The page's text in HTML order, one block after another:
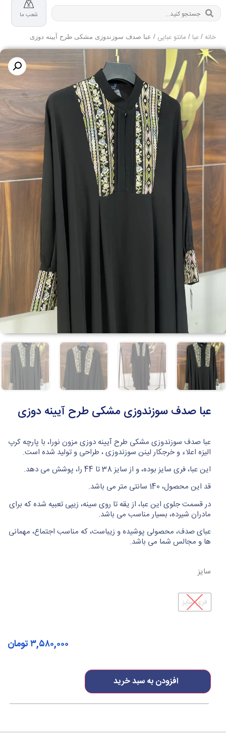
شعب ما
خانه / عبا / مانتو عبایی / عبا صدف سوزندوزی مشکی طرح آیینه دوزی
عبا صدف سوزندوزی مشکی طرح آیینه دوزی
عبا صدف سوزندوزی مشکی طرح آیینه دوزی مزون نورا، با پارچه کرپ
الیزه اعلاء و خرجکار لینن سوزندوزی ، طراحی و تولید شده است.
این عبا، فری سایز بوده، و از سایز 38 تا 44 را، پوشش می دهد.
قد این محصول، 140 سانتی متر می باشد.
در قسمت جلوی این عبا، از یقه تا روی سینه، زیپی تعبیه شده که برای
مادران شیرده، بسیار مناسب می باشد.
عبای صدف، محصولی پوشیده و زیباست، که مناسب اجتماع، مهمانی
ها و مجالس شما می باشد.
سایز
فری سایز
افزودن به سبد خرید
۳,۵۸۰,۰۰۰تومان